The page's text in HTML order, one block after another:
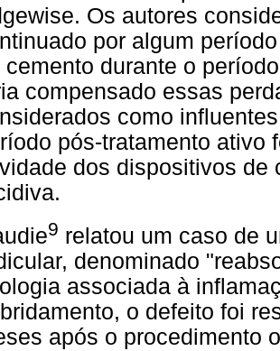
Os autores
por algum
cemento durante o
compensado essas
como
pós-tratamento ativo
dos dispositivos de
9 relatou um caso de
denominado
associada à
o defeito foi
após o procedimento